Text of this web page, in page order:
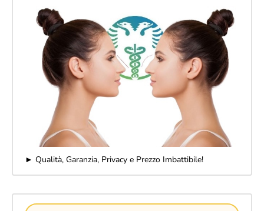
► Qualità, Garanzia, Privacy e Prezzo Imbattibile!